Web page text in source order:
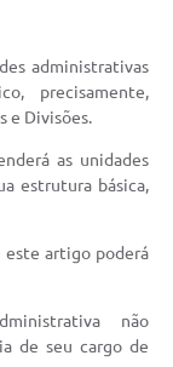
administrativas
precisamente,
e Divisões.
as unidades
estrutura básica,
este artigo poderá
não
de seu cargo de